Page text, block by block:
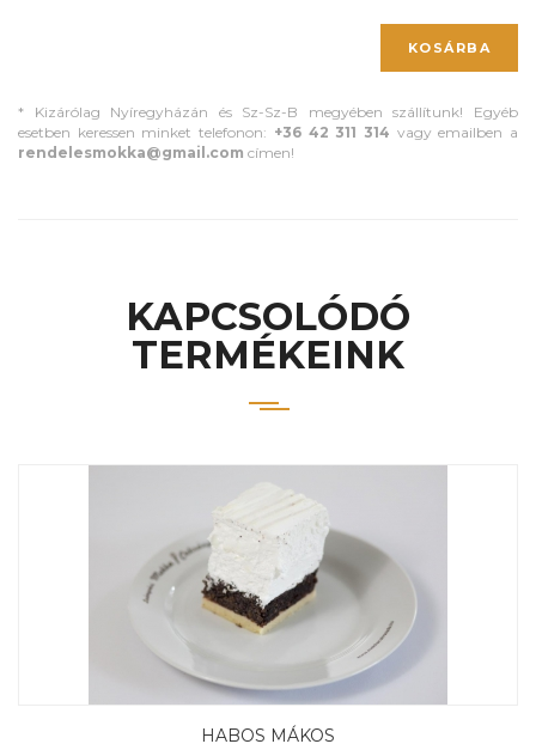
KOSÁRBA
* Kizárólag Nyíregyházán és Sz-Sz-B megyében szállítunk! Egyéb
esetben keressen minket telefonon: +36 42 311 314 vagy emailben a
rendelesmokka@gmail.com címen!
KAPCSOLÓDÓ
TERMÉKEINK
HABOS MÁKOS